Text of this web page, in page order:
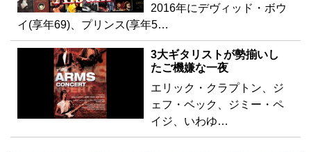
2016年にデヴィッド・ボウ
イ(享年69)、プリンス(享年5…
3大ギタリストが勢揃いし
たご機嫌な一夜
エリック・クラプトン、ジ
ェフ・ベック、ジミー・ペ
イジ、いわゆ…